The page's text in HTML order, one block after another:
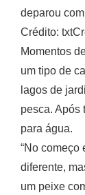
deparou
Crédito:
Momentos
um tipo de
lagos de
pesca. Após
para água.
“No começo
diferente,
um peixe